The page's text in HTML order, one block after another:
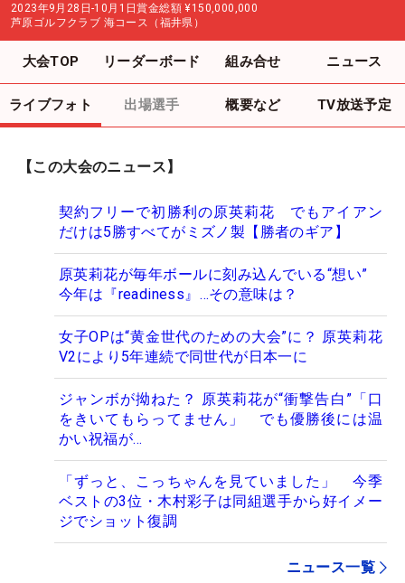
2023年9月28日-10月1日賞金総額 ¥150,000,000
芦原ゴルフクラブ 海コース（福井県）
大会TOP リーダーボード 組み合せ ニュース
ライブフォト 出場選手 概要など TV放送予定
【この大会のニュース】
契約フリーで初勝利の原英莉花 でもアイアン
だけは5勝すべてがミズノ製【勝者のギア】
原英莉花が毎年ボールに刻み込んでいる“想い”
今年は『readiness』…その意味は？
女子OPは“黄金世代のための大会”に？ 原英莉花
V2により5年連続で同世代が日本一に
ジャンボが拗ねた？ 原英莉花が“衝撃告白”「口
をきいてもらってません」 でも優勝後には温
かい祝福が…
「ずっと、こっちゃんを見ていました」 今季
ベストの3位・木村彩子は同組選手から好イメー
ジでショット復調
ニュース一覧